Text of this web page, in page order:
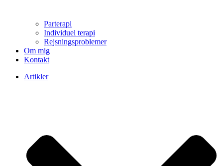
Parterapi
Individuel terapi
Rejsningsproblemer
Om mig
Kontakt
Artikler